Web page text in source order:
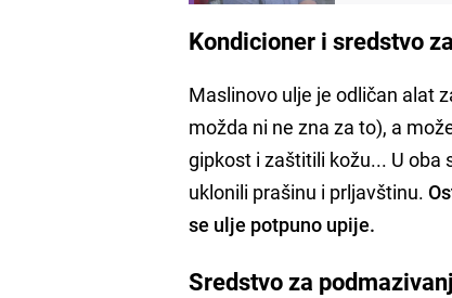
Kondicioner i sredstvo
Maslinovo ulje je odličan alat
možda ni ne zna za to), a
gipkost i zaštitili kožu... U
uklonili prašinu i prljavštinu.
se ulje potpuno upije.
Sredstvo za